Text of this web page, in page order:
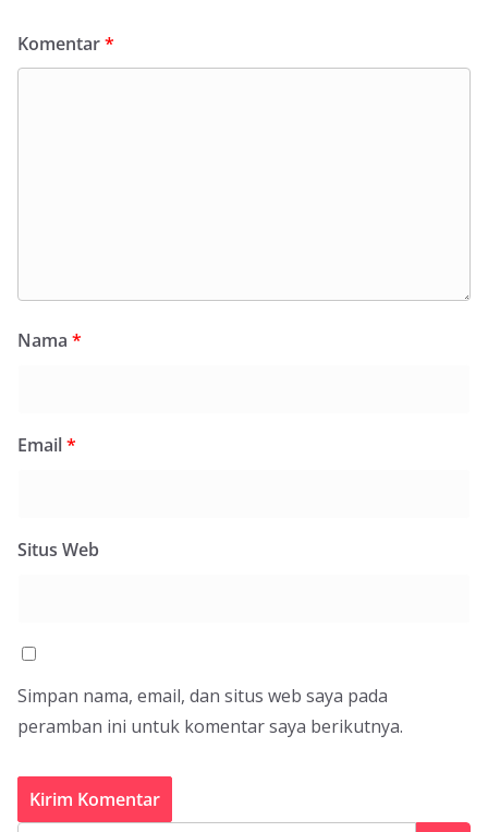
Komentar*
Nama *
Email*
Situs Web
Simpan nama, email, dan situs web saya pada
peramban ini untuk komentar saya berikutnya.